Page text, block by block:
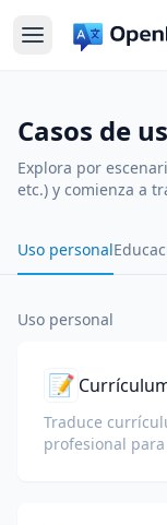
Casos de
Explora por
etc.) y comienza a
Uso personal
Uso personal
📝
Traduce
profesional